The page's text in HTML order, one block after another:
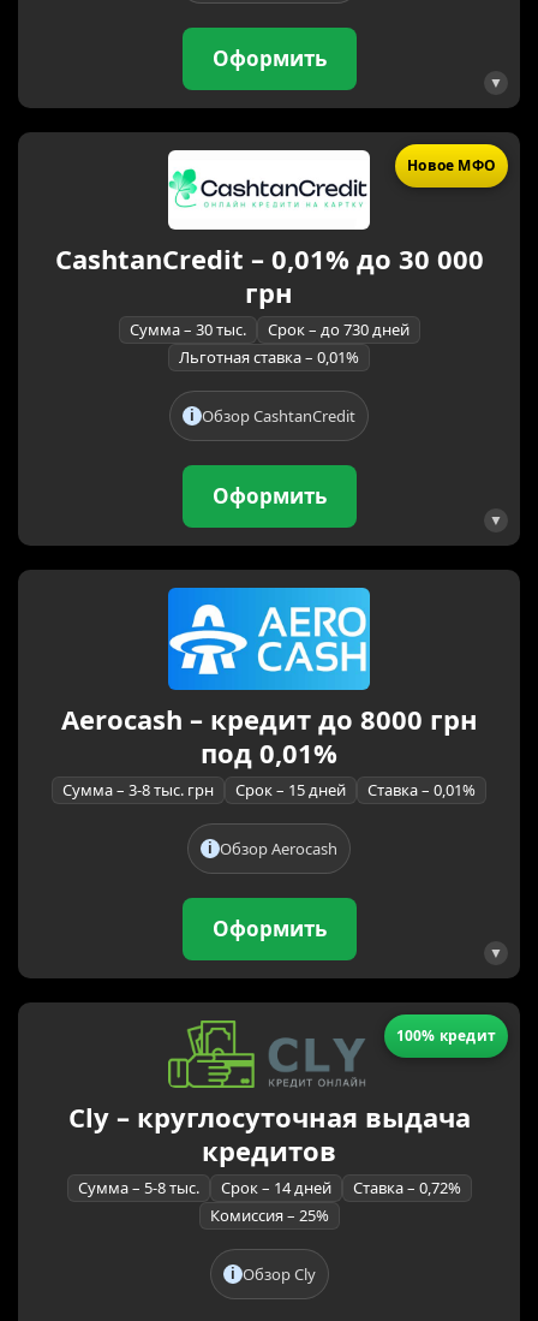
Оформить
Новое МФО
CashtanCredit – 0,01% до 30 000
грн
Сумма – 30 тыс.
Срок – до 730 дней
Льготная ставка – 0,01%
Обзор CashtanCredit
Оформить
Aerocash – кредит до 8000 грн
под 0,01%
Сумма – 3-8 тыс. грн Срок – 15 дней Ставка – 0,01%
Обзор Aerocash
Оформить
100% кредит
Cly – круглосуточная выдача
кредитов
Сумма – 5-8 тыс. Срок – 14 дней
Ставка – 0,72%
Комиссия – 25%
Обзор Cly